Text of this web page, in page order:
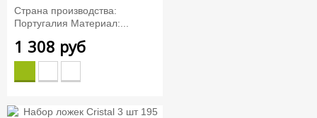
Страна производства:
Португалия Материал:...
1 308 руб